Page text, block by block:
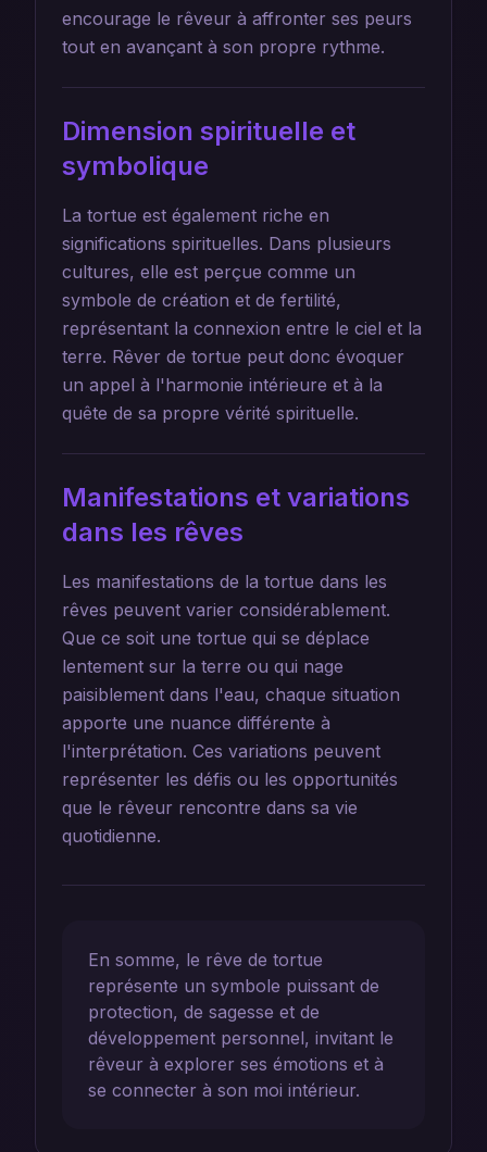
encourage le rêveur à affronter ses peurs
tout en avançant à son propre rythme.
Dimension spirituelle et
symbolique
La tortue est également riche en
significations spirituelles. Dans plusieurs
cultures, elle est perçue comme un
symbole de création et de fertilité,
représentant la connexion entre le ciel et la
terre. Rêver de tortue peut donc évoquer
un appel à l'harmonie intérieure et à la
quête de sa propre vérité spirituelle.
Manifestations et variations
dans les rêves
Les manifestations de la tortue dans les
rêves peuvent varier considérablement.
Que ce soit une tortue qui se déplace
lentement sur la terre ou qui nage
paisiblement dans l'eau, chaque situation
apporte une nuance différente à
l'interprétation. Ces variations peuvent
représenter les défis ou les opportunités
que le rêveur rencontre dans sa vie
quotidienne.
En somme, le rêve de tortue
représente un symbole puissant de
protection, de sagesse et de
développement personnel, invitant le
rêveur à explorer ses émotions et à
se connecter à son moi intérieur.